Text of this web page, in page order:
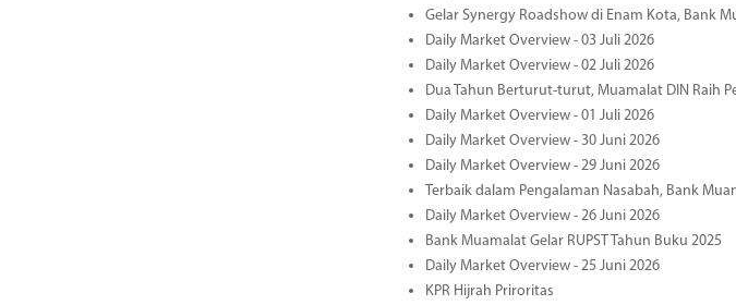
Gelar Synergy Roadshow di Enam Kota, Bank
Daily Market Overview - 03 Juli 2026
Daily Market Overview - 02 Juli 2026
Dua Tahun Berturut-turut, Muamalat DIN Raih
Daily Market Overview - 01 Juli 2026
Daily Market Overview - 30 Juni 2026
Daily Market Overview - 29 Juni 2026
Terbaik dalam Pengalaman Nasabah, Bank
Daily Market Overview - 26 Juni 2026
Bank Muamalat Gelar RUPST Tahun Buku 2025
Daily Market Overview - 25 Juni 2026
KPR Hijrah Priroritas